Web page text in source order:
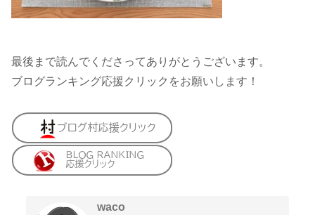
最後まで読んでくださってありがとうございます。
ブログランキング応援クリックをお願いします！
waco